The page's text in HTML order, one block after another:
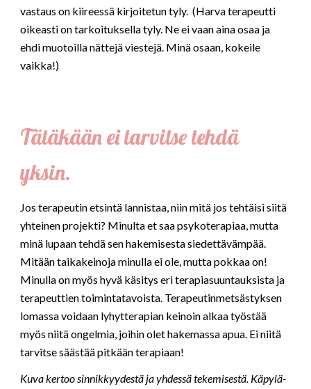
vastaus on kiireessä kirjoitetun tyly. (Harva terapeutti
oikeasti on tarkoituksella tyly. Ne ei vaan aina osaa ja
ehdi muotoilla nättejä viestejä. Minä osaan, kokeile
vaikka!)
Tätäkään ei tarvitse tehdä
yksin.
Jos terapeutin etsintä lannistaa, niin mitä jos tehtäisi siitä
yhteinen projekti? Minulta et saa psykoterapiaa, mutta
minä lupaan tehdä sen hakemisesta siedettävämpää.
Mitään taikakeinoja minulla ei ole, mutta pokkaa on!
Minulla on myös hyvä käsitys eri terapiasuuntauksista ja
terapeuttien toimintatavoista. Terapeutinmetsästyksen
lomassa voidaan lyhytterapian keinoin alkaa työstää
myös niitä ongelmia, joihin olet hakemassa apua. Ei niitä
tarvitse säästää pitkään terapiaan!
Kuva kertoo sinnikkyydestä ja yhdessä tekemisestä. Käpylä-